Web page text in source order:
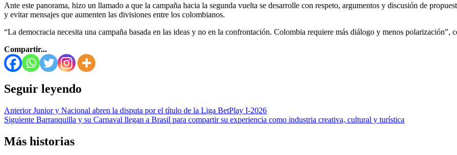
Ante este panorama, hizo un llamado a que la campaña hacia la segunda vuelta se desarrolle con respeto, argumentos y discusión de
y evitar mensajes que aumenten las divisiones entre los colombianos.
“La democracia necesita una campaña basada en las ideas y no en la confrontación. Colombia requiere más diálogo y menos polarización”,
Compartir...
Seguir leyendo
AnteriorJunior y Nacional abren la disputa por el título de la Liga BetPlay I-2026
Siguiente Barranquilla y su Carnaval llegan a Brasil para compartir su experiencia como industria creativa, cultural y turística
Más historias